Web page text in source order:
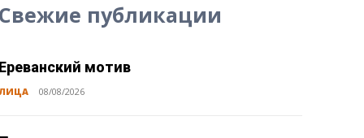
Свежие публикации
Ереванский мотив
08/08/2026